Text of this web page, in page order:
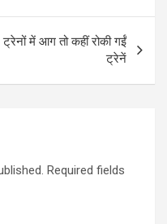
में आग तो कहीं रोकी गईं
ट्रेनें
Required fields